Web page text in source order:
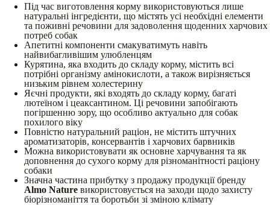
Під час виготовлення корму використовуються лише
натуральні інгредієнти, що містять усі необхідні елементи
та поживні речовини для задоволення щоденних харчових
потреб собак
Апетитні компоненти смакуватимуть навіть
найвибагливішим улюбленцям
Курятина, яка входить до складу корму, містить всі
потрібні організму амінокислоти, а також вирізняється
низьким рівнем холестерину
Яєчні продукти, які входять до складу корму, багаті
лютеїном і цеаксантином. Ці речовини запобігають
погіршенню зору, що особливо актуально для собак
похилого віку
Повністю натуральний раціон, не містить штучних
ароматизаторів, консервантів і харчових барвників
Можна використовувати як основне харчування та як
доповнення до сухого корму для різноманітності раціону
собаки
Значна частина прибутку з продажу продукції бренду
Almo Nature використовується на заходи щодо захисту
біорізноманіття та боротьби зі зміною клімату